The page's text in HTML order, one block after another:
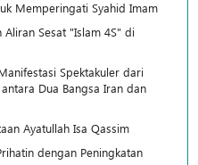
Memperingati Syahid Imam
Sesat "Islam 4S" di
Spektakuler dari
Dua Bangsa Iran dan
Ayatullah Isa Qassim
dengan Peningkatan